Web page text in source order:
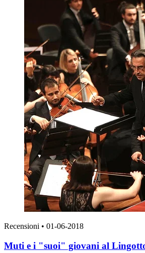
Recensioni • 01-06-2018
Muti e i "suoi" giovani al